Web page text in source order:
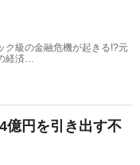
ク級の金融危機が起きる!?元
経済…
億円を引き出す不